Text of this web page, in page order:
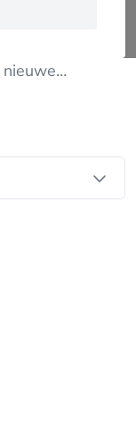
op de
terecht.
binnen
Altijd
wijze op uw
Slootdorp is
volgens de